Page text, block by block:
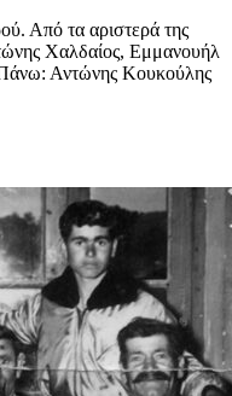
Από τα αριστερά της
Χαλδαίος, Εμμανουήλ
Αντώνης Κουκούλης